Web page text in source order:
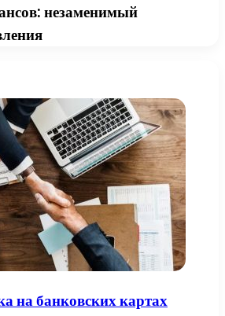
незаменимый
на банковских картах